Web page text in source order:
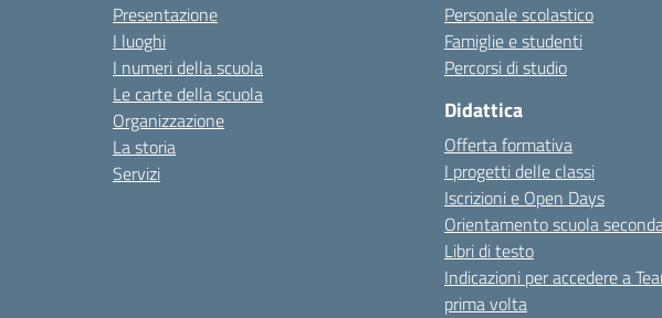
Presentazione
I luoghi
I numeri della scuola
Le carte della scuola
Organizzazione
La storia
Servizi
Personale scolastico
Famiglie e studenti
Percorsi di studio
Didattica
Offerta formativa
I progetti delle classi
Iscrizioni e Open Days
Orientamento scuola
Libri di testo
Indicazioni per accedere a
prima volta